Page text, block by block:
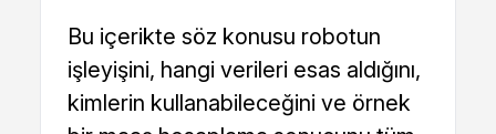
Bu içerikte söz konusu robotun
işleyişini, hangi verileri esas aldığını,
kimlerin kullanabileceğini ve örnek